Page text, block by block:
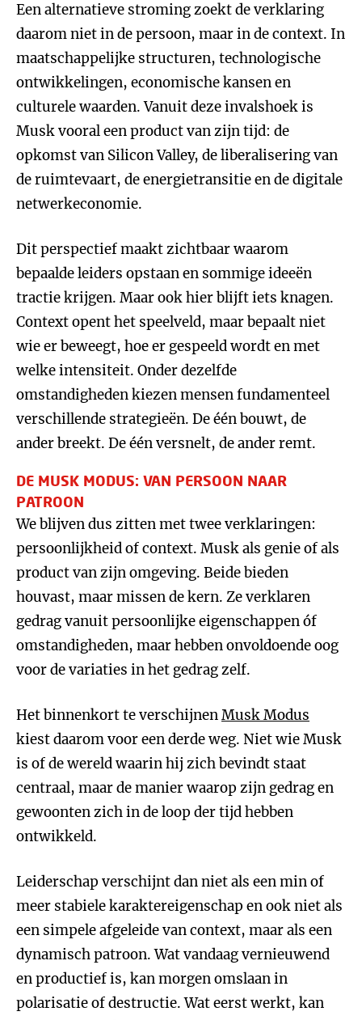
Een alternatieve stroming zoekt de verklaring
daarom niet in de persoon, maar in de context. In
maatschappelijke structuren, technologische
ontwikkelingen, economische kansen en
culturele waarden. Vanuit deze invalshoek is
Musk vooral een product van zijn tijd: de
opkomst van Silicon Valley, de liberalisering van
de ruimtevaart, de energietransitie en de digitale
netwerkeconomie.
Dit perspectief maakt zichtbaar waarom
bepaalde leiders opstaan en sommige ideeën
tractie krijgen. Maar ook hier blijft iets knagen.
Context opent het speelveld, maar bepaalt niet
wie er beweegt, hoe er gespeeld wordt en met
welke intensiteit. Onder dezelfde
omstandigheden kiezen mensen fundamenteel
verschillende strategieën. De één bouwt, de
ander breekt. De één versnelt, de ander remt.
DE MUSK MODUS: VAN PERSOON NAAR
PATROON
We blijven dus zitten met twee verklaringen:
persoonlijkheid of context. Musk als genie of als
product van zijn omgeving. Beide bieden
houvast, maar missen de kern. Ze verklaren
gedrag vanuit persoonlijke eigenschappen óf
omstandigheden, maar hebben onvoldoende oog
voor de variaties in het gedrag zelf.
Het binnenkort te verschijnenMusk Modus
kiest daarom voor een derde weg. Niet wie Musk
is of de wereld waarin hij zich bevindt staat
centraal, maar de manier waarop zijn gedrag en
gewoonten zich in de loop der tijd hebben
ontwikkeld.
Leiderschap verschijnt dan niet als een min of
meer stabiele karaktereigenschap en ook niet als
een simpele afgeleide van context, maar als een
dynamisch patroon. Wat vandaag vernieuwend
en productief is, kan morgen omslaan in
polarisatie of destructie. Wat eerst werkt, kan